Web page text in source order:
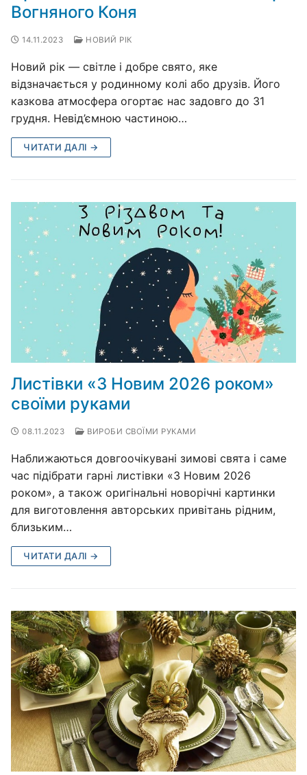
Вогняного Коня
14.11.2023 НОВИЙ РІК
Новий рік — світле і добре свято, яке
відзначається у родинному колі або друзів. Його
казкова атмосфера огортає нас задовго до 31
грудня. Невід’ємною частиною…
ЧИТАТИ ДАЛІ →
Листівки «З Новим 2026 роком»
своїми руками
08.11.2023 ВИРОБИ СВОЇМИ РУКАМИ
Наближаються довгоочікувані зимові свята і саме
час підібрати гарні листівки «З Новим 2026
роком», а також оригінальні новорічні картинки
для виготовлення авторських привітань рідним,
близьким…
ЧИТАТИ ДАЛІ →